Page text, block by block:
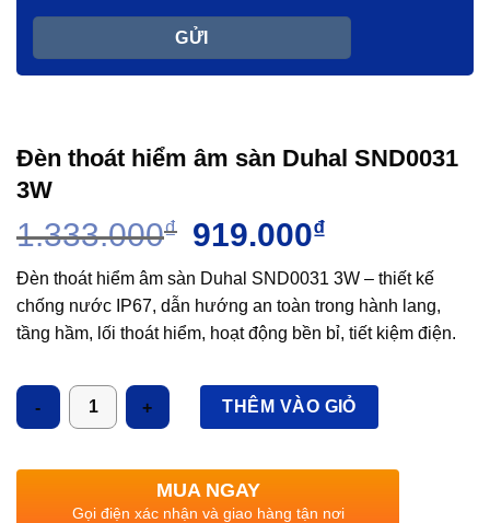
Đèn thoát hiểm âm sàn Duhal SND0031
3W
1.333.000₫ Giá
là:
1.333.000₫.
919.000₫
tại
là:
919.000₫.
Đèn thoát hiểm âm sàn Duhal SND0031 3W – thiết kế
chống nước IP67, dẫn hướng an toàn trong hành lang,
tầng hầm, lối thoát hiểm, hoạt động bền bỉ, tiết kiệm điện.
Số lượng
THÊM VÀO GIỎ
MUA NGAY
Gọi điện xác nhận và giao hàng tận nơi